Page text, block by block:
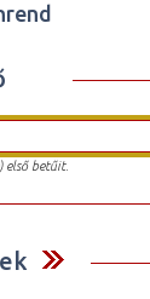
első betűit.